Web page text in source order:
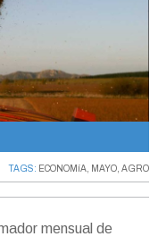
TAGS: ECONOMíA, MAYO, AGRO
mensual de